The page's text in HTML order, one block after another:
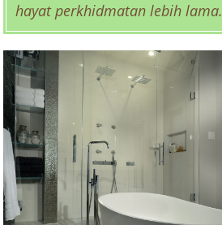
hayat perkhidmatan lebih lama.